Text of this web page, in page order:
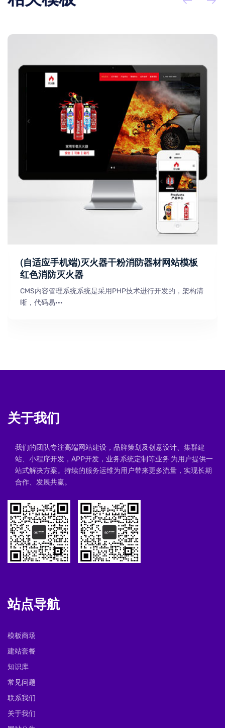
(自适应手机端)灭火器干粉消防器材网站模板
红色消防灭火器
CMS内容管理系统系统是采用PHP技术进行开发的，架构清
晰，代码易···
关于我们
我们的团队专注高端网站建设，品牌策划及创意设计、集群建
站、小程序开发，APP开发，业务系统定制等业务 为用户提供一
站式解决方案。持续的服务运维为用户带来更多流量，实现长期
合作、发展共赢。
站点导航
模板商场
建站套餐
知识库
常见问题
联系我们
关于我们